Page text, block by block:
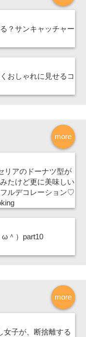
？サンキャッチャー
おしゃれに見せるコ
more
リアのドーナツ型が
たけど更に美味しい
ルデコレーション♡
ω＾）part10
more
女子が、断捨離する